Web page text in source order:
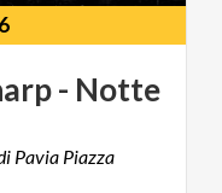
- Notte
Pavia Piazza